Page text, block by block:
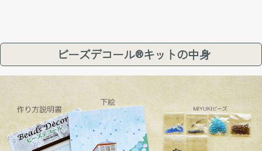
ビーズデコール®キットの中身